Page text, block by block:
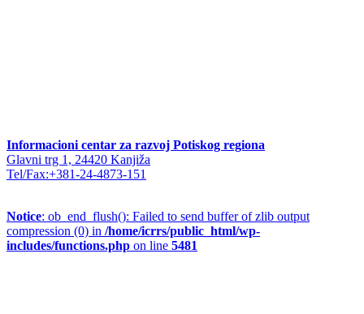
Informacioni centar za razvoj Potiskog regiona
Glavni trg 1, 24420 Kanjiža
Tel/Fax:+381-24-4873-151
Notice: ob_end_flush(): Failed to send buffer of zlib output
compression (0) in /home/icrrs/public_html/wp-
includes/functions.php on line 5481